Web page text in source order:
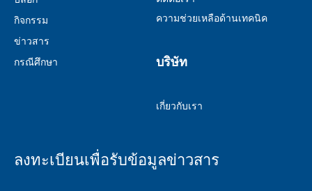
กิจกรรม
ข่าวสาร
กรณีศึกษา
ความช่วยเหลือด้านเทคนิค
บริษัท
เกี่ยวกับเรา
ลงทะเบียนเพื่อรับข้อมูลข่าวสาร